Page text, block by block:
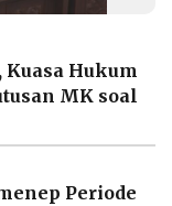
Hukum
MK soal
Periode